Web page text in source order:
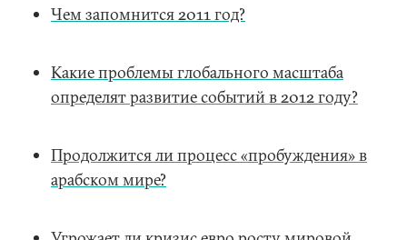
Чем запомнится 2011 год?
Какие проблемы глобального масштаба
определят развитие событий в 2012 году?
Продолжится ли процесс «пробуждения» в
арабском мире?